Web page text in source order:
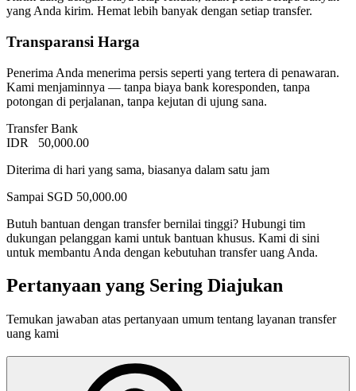
yang Anda kirim. Hemat lebih banyak dengan setiap transfer.
Transparansi Harga
Penerima Anda menerima persis seperti yang tertera di penawaran.
Kami menjaminnya — tanpa biaya bank koresponden, tanpa
potongan di perjalanan, tanpa kejutan di ujung sana.
Transfer Bank
IDR
50,000.00
Diterima di hari yang sama, biasanya dalam satu jam
Sampai SGD 50,000.00
Butuh bantuan dengan transfer bernilai tinggi? Hubungi tim
dukungan pelanggan kami untuk bantuan khusus. Kami di sini
untuk membantu Anda dengan kebutuhan transfer uang Anda.
Pertanyaan yang Sering Diajukan
Temukan jawaban atas pertanyaan umum tentang layanan transfer
uang kami